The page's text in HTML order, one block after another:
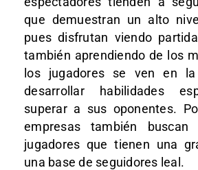
que demuestran un alto
pues disfrutan viendo
también aprendiendo de los
los jugadores se ven en
desarrollar habilidades
superar a sus oponentes.
empresas también buscan
jugadores que tienen una
una base de seguidores leal.